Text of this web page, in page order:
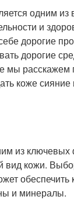
одним
и
дорогие
дорогие
мы
коже
из ключевых
кожи.
обеспечить
и минералы.